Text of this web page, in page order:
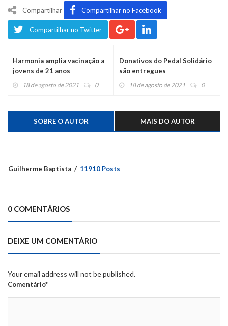
Compartilhar Compartilhar no Facebook
Compartilhar no Twitter
Harmonia amplia vacinação a
jovens de 21 anos
18 de agosto de 2021 0
Donativos do Pedal Solidário
são entregues
18 de agosto de 2021 0
SOBRE O AUTOR MAIS DO AUTOR
Guilherme Baptista 11910 Posts
0 COMENTÁRIOS
DEIXE UM COMENTÁRIO
Your email address will not be published.
Comentário*